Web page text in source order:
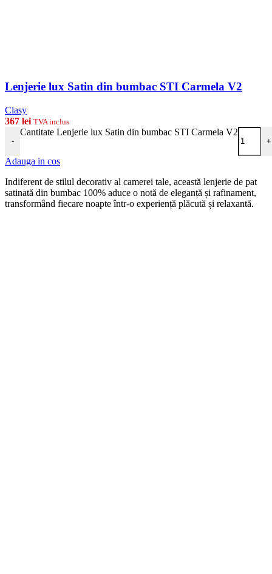
Lenjerie lux Satin din bumbac STI Carmela V2
Clasy
367 lei TVA inclus
-
Cantitate Lenjerie lux Satin din bumbac STI Carmela V2
+
Adauga in cos
Indiferent de stilul decorativ al camerei tale, această lenjerie de pat
satinată din bumbac 100% aduce o notă de eleganță și rafinament,
transformând fiecare noapte într-o experiență plăcută și relaxantă.